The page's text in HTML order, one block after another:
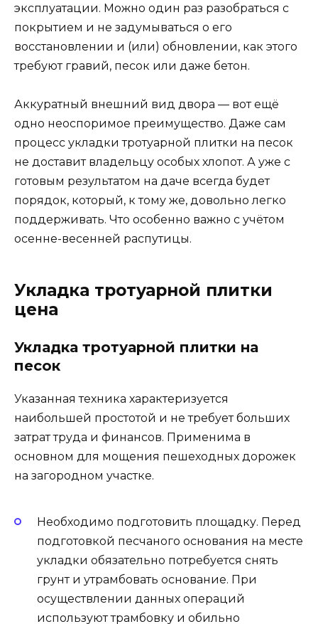
эксплуатации. Можно один раз разобраться с
покрытием и не задумываться о его
восстановлении и (или) обновлении, как этого
требуют гравий, песок или даже бетон.
Аккуратный внешний вид двора — вот ещё
одно неоспоримое преимущество. Даже сам
процесс укладки тротуарной плитки на песок
не доставит владельцу особых хлопот. А уже с
готовым результатом на даче всегда будет
порядок, который, к тому же, довольно легко
поддерживать. Что особенно важно с учётом
осенне-весенней распутицы.
Укладка тротуарной плитки
цена
Укладка тротуарной плитки на
песок
Указанная техника характеризуется
наибольшей простотой и не требует больших
затрат труда и финансов. Применима в
основном для мощения пешеходных дорожек
на загородном участке.
Необходимо подготовить площадку. Перед
подготовкой песчаного основания на месте
укладки обязательно потребуется снять
грунт и утрамбовать основание. При
осуществлении данных операций
используют трамбовку и обильно